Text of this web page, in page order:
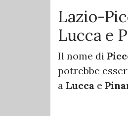
Lazio-
Lucca e
Il nome di
potrebbe
a Lucca e